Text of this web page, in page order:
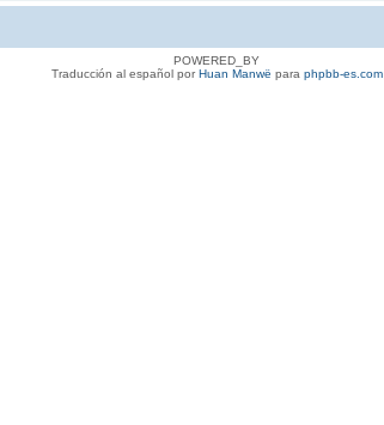
POWERED_BY
Traducción al español porHuan Manwë para phpbb-es.com